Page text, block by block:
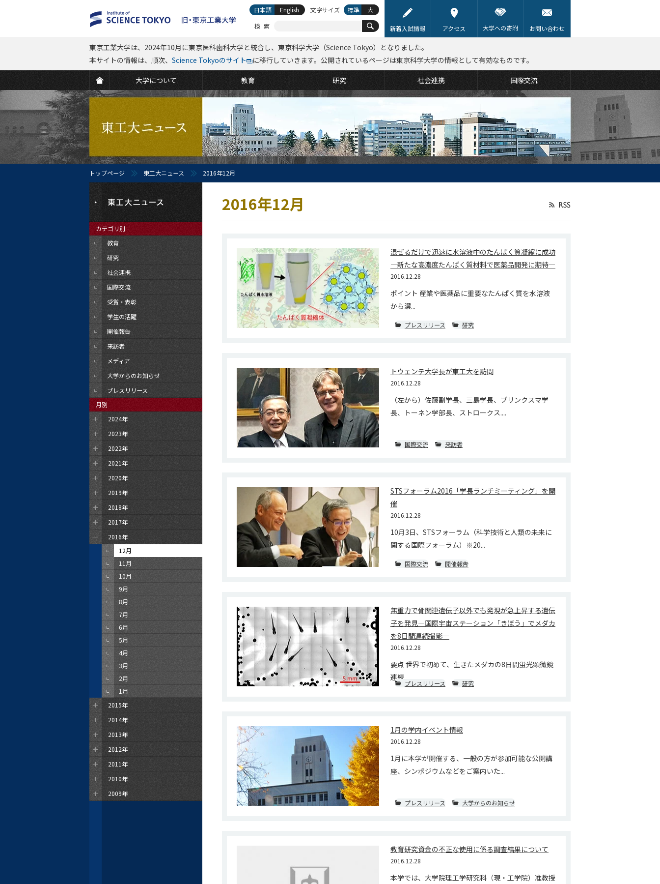
新着入試情報 アクセス 大学への寄附 お問い合わせ
大学について 教育 研究 社会連携 国際交流
東京工業大学は、2024年10月に東京医科歯科大学と統合し、東京科学大学（Science Tokyo）となりました。
本サイトの情報は、順次、 Science Tokyoのサイト に移行していきます。公開されているページは東京科学大学の情報として有効なものです。
検索
日本語 English 文字サイズ 標準 大
トップページ 東工大ニュース 2016年12月
2016年12月
混ぜるだけで迅速に水溶液中のたんぱく質凝縮に成功
―新たな高濃度たんぱく質材料で医薬品開発に期待―
2016.12.28
ポイント 産業や医薬品に重要なたんぱく質を水溶液
から濃...
プレスリリース 研究
トウェンテ大学長が東工大を訪問
2016.12.28
（左から）佐藤副学長、三島学長、ブリンクスマ学
長、トーネン学部長、ストロークス....
国際交流 来訪者
STSフォーラム2016「学長ランチミーティング」を開
催
2016.12.28
10月3日、STSフォーラム（科学技術と人類の未来に
関する国際フォーラム）※20...
国際交流 開催報告
無重力で骨関連遺伝子以外でも発現が急上昇する遺伝
子を発見―国際宇宙ステーション「きぼう」でメダカ
を8日間連続撮影―
2016.12.28
要点 世界で初めて、生きたメダカの8日間蛍光顕微鏡
連続...
プレスリリース 研究
1月の学内イベント情報
2016.12.28
1月に本学が開催する、一般の方が参加可能な公開講
座、シンポジウムなどをご案内いた...
プレスリリース 大学からのお知らせ
教育研究資金の不正な使用に係る調査結果について
2016.12.28
本学では、大学院理工学研究科（現・工学院）准教授
カテゴリ別
教育
研究
社会連携
国際交流
受賞・表彰
学生の活躍
開催報告
来訪者
メディア
大学からのお知らせ
プレスリリース
月別
2024年
2023年
2022年
2021年
2020年
2019年
2018年
2017年
2016年
12月
11月
10月
9月
8月
7月
6月
5月
4月
3月
2月
1月
2015年
2014年
2013年
2012年
2011年
2010年
2009年